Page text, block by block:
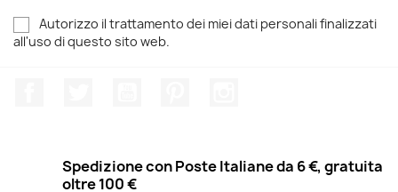
Autorizzo il trattamento dei miei dati personali finalizzati
all'uso di questo sito web.
Spedizione con Poste Italiane da 6 €, gratuita
oltre 100 €